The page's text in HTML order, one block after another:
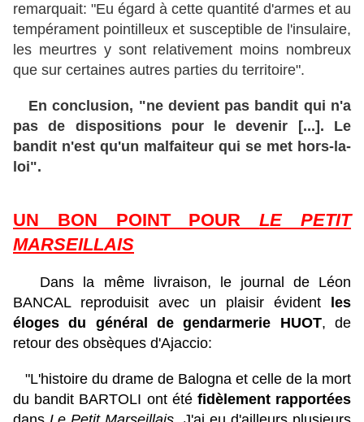
remarquait: "Eu égard à cette quantité d'armes et au
tempérament pointilleux et susceptible de l'insulaire,
les meurtres y sont relativement moins nombreux
que sur certaines autres parties du territoire".
En conclusion, "ne devient pas bandit qui n'a
pas de dispositions pour le devenir [...]. Le
bandit n'est qu'un malfaiteur qui se met hors-la-
loi".
UN BON POINT POURLE PETIT
MARSEILLAIS
Dans la même livraison, le journal de Léon
BANCAL reproduisit avec un plaisir évident
les
éloges du général de gendarmerie HUOT, de
retour des obsèques d'Ajaccio:
"L'histoire du drame de Balogna et celle de la mort
du bandit BARTOLI ont été fidèlement rapportées